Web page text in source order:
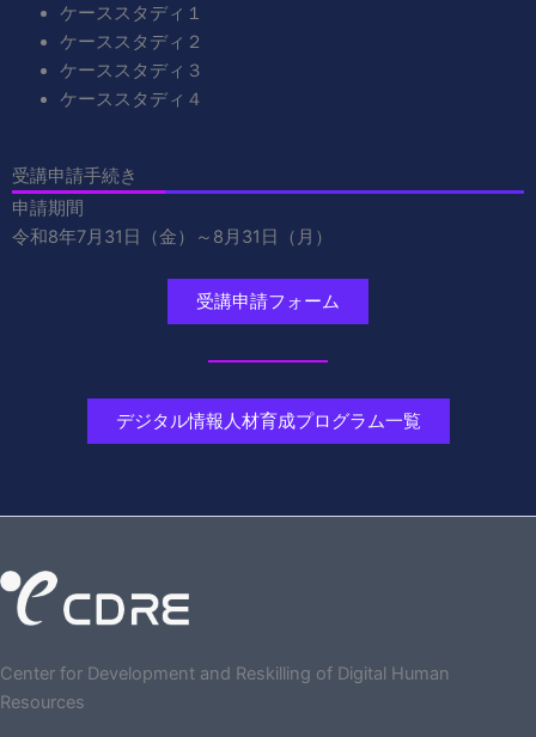
ケーススタディ１
ケーススタディ２
ケーススタディ３
ケーススタディ４
受講申請手続き
申請期間
令和8年7月31日（金）～8月31日（月）
受講申請フォーム
デジタル情報人材育成プログラム一覧
Center for Development and Reskilling of Digital Human
Resources